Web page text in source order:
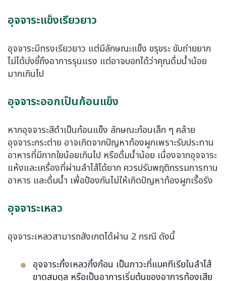
อุจจาระแข็งเรียวยาว
อุจจาระมีทรงเรียวยาว แต่มีลักษณะแข็ง ขรุขระ ขับถ่ายยาก
ไม่ได้บ่งชี้ถึงอาการรุนแรง แต่อาจบอกได้ว่าคุณดื่มน้ำน้อย
มากเกินไป
อุจจาระออกเป็นก้อนแข็ง
หากอุจจาระสีดำเป็นก้อนแข็ง ลักษณะก้อนเล็ก ๆ คล้าย
อุจจาระกระต่าย อาจเกิดจากปัญหาท้องผูกเพราะรับประทาน
อาหารที่มีกากใยน้อยเกินไป หรือดื่มน้ำน้อย เนื่องจากอุจจาระ
แห้งและเครื่องที่ผ่านลำไส้ได้ยาก ควรปรับพฤติกรรมการทาน
อาหาร และดื่มน้ำ เพื่อป้องกันไม่ให้เกิดปัญหาท้องผูกเรื้อรัง
อุจจาระเหลว
อุจจาระเหลวสามารถสังเกตได้ผ่าน 2 กรณี ดังนี้
อุจจาระกึ่งเหลวกึ่งก้อน เป็นภาวะที่แบคทีเรียในลำไส้
ขาดสมดุล หรือเป็นอาการเริ่มต้นของอาการท้องเสีย